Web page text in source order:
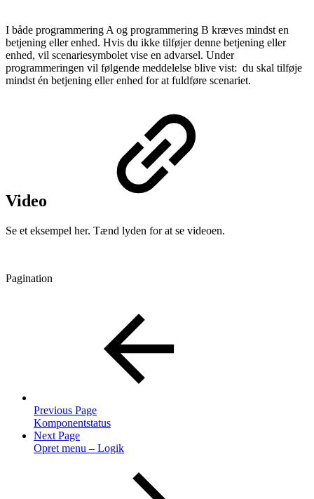
I både programmering A og programmering B kræves mindst en
betjening eller enhed. Hvis du ikke tilføjer denne betjening eller
enhed, vil scenariesymbolet vise en advarsel. Under
programmeringen vil følgende meddelelse blive vist: du skal tilføje
mindst én betjening eller enhed for at fuldføre scenariet.
Video
Se et eksempel her. Tænd lyden for at se videoen.
Pagination
Previous Page
Komponentstatus
Next Page
Opret menu – Logik